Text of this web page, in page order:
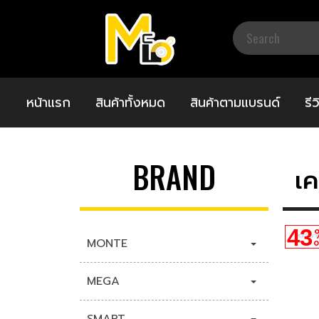
หน้าแรก สินค้าทั้งหมด สินค้าตามแบรนด์ รี
BRAND
MONTE
MEGA
เ
43